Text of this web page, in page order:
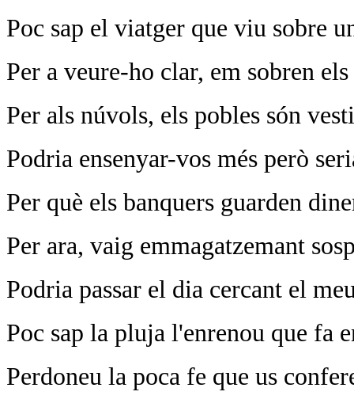
Poc sap el viatger que viu sobre
Per a veure-ho clar, em sobren
Per als núvols, els pobles són
Podria ensenyar-vos més però
Per què els banquers guarden
Per ara, vaig emmagatzemant
Podria passar el dia cercant el
Poc sap la pluja l'enrenou que fa
Perdoneu la poca fe que us